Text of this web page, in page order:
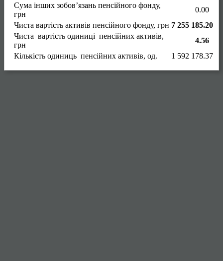
Сума інших зобов’язань пенсійного фонду,
грн
0.00
Чиста вартість активів пенсійного фонду, грн 7 255 185.20
Чиста вартість одиниці пенсійних активів,
грн
4.56
Кількість одиниць пенсійних активів, од.
1 592 178.37